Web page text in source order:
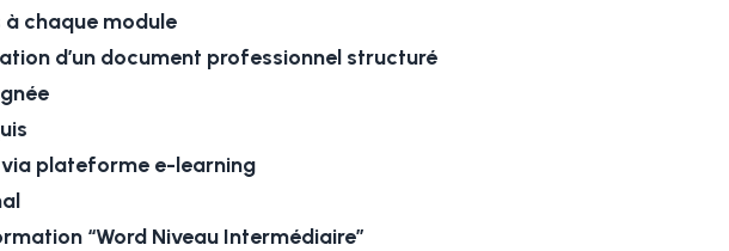
chaque module
d’un document professionnel structuré
plateforme e-learning
“Word Niveau Intermédiaire”